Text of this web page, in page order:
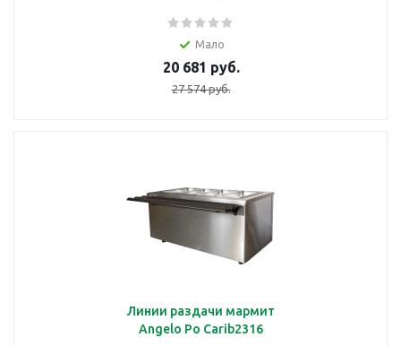
Мало
20 681 руб.
27 574 руб.
Линии раздачи мармит
Angelo Po Carib2316